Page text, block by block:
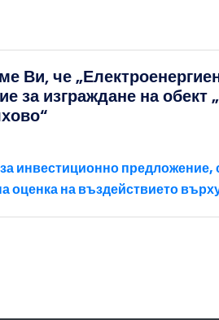
Ви, че
за изграждане на обект
инвестиционно предложение,
оценка на въздействието